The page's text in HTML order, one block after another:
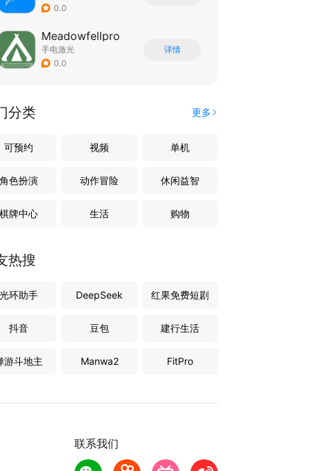
0.0
Meadowfellpro
手电激光
0.0
详情
分类 更多
可预约 视频 单机
角色扮演 动作冒险 休闲益智
棋牌中心 生活 购物
热搜
光环助手 DeepSeek 红果免费短剧
抖音 豆包 建行生活
游斗地主 Manwa2 FitPro
联系我们